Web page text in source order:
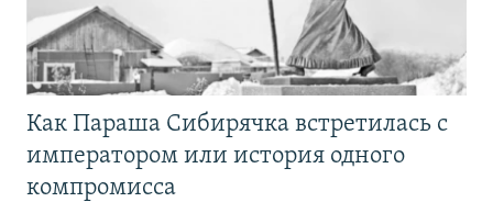
Как Параша Сибирячка встретилась с
императором или история одного
компромисса